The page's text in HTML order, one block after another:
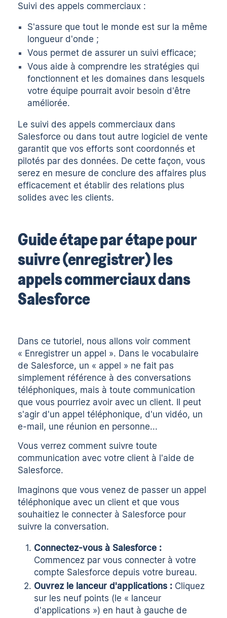
Suivi des appels commerciaux :
S'assure que tout le monde est sur la même
longueur d'onde ;
Vous permet de assurer un suivi efficace;
Vous aide à comprendre les stratégies qui
fonctionnent et les domaines dans lesquels
votre équipe pourrait avoir besoin d'être
améliorée.
Le suivi des appels commerciaux dans
Salesforce ou dans tout autre logiciel de vente
garantit que vos efforts sont coordonnés et
pilotés par des données. De cette façon, vous
serez en mesure de conclure des affaires plus
efficacement et établir des relations plus
solides avec les clients.
Guide étape par étape pour
suivre (enregistrer) les
appels commerciaux dans
Salesforce
Dans ce tutoriel, nous allons voir comment
« Enregistrer un appel ». Dans le vocabulaire
de Salesforce, un « appel » ne fait pas
simplement référence à des conversations
téléphoniques, mais à toute communication
que vous pourriez avoir avec un client. Il peut
s'agir d'un appel téléphonique, d'unvidéo, un
e-mail, une réunion en personne...
Vous verrez comment suivre toute
communication avec votre client à l'aide de
Salesforce.
Imaginons que vous venez de passer un appel
téléphonique avec un client et que vous
souhaitiez le connecter à Salesforce pour
suivre la conversation.
Connectez-vous à Salesforce :
Commencez par vous connecter à votre
compte Salesforce depuis votre bureau.
Ouvrez le lanceur d'applications : Cliquez
sur les neuf points (le « lanceur
d'applications ») en haut à gauche de